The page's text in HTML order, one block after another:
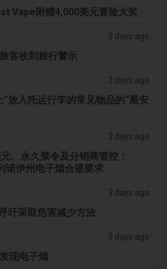
Vape附赠4,000美元冒险大奖
3 days ago
客收到旅行警示
3 days ago
放入托运行李的常见物品的“最安
3 days ago
、永久禁令及分销商管控：
诺伊州电子烟合规要求
3 days ago
吁采取危害减少方法
3 days ago
现电子烟